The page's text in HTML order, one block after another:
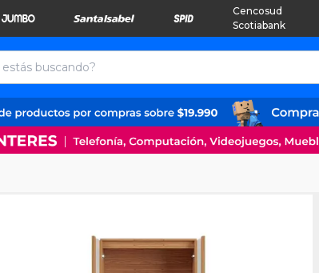
Cencosud
Scotiabank